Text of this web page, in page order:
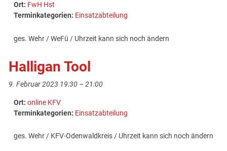
Ort: FwH Hst
Terminkategorien: Einsatzabteilung
ges. Wehr / WeFü / Uhrzeit kann sich noch ändern
Halligan Tool
9. Februar 2023 19:30 –21:00
Ort: online KFV
Terminkategorien: Einsatzabteilung
ges. Wehr / KFV-Odenwaldkreis / Uhrzeit kann sich noch ändern